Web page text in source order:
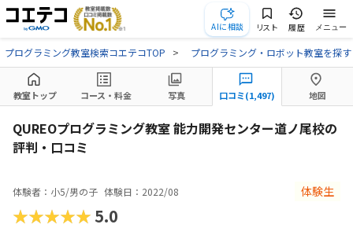
AIに相談 リスト 履歴 メニュー
プログラミング教室検索コエテコTOP プログラミング・ロボット教室を探す
教室トップ コース・料金 写真 口コミ(1,497) 地図
QUREOプログラミング教室 能力開発センター道ノ尾校の
評判・口コミ
体験者：小5/男の子 体験日：2022/08 体験生
★★★★★5.0